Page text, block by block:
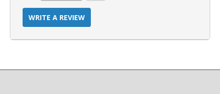
WRITE A REVIEW